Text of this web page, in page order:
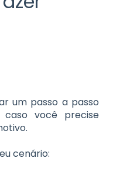
um passo a passo
caso você precise
cenário: